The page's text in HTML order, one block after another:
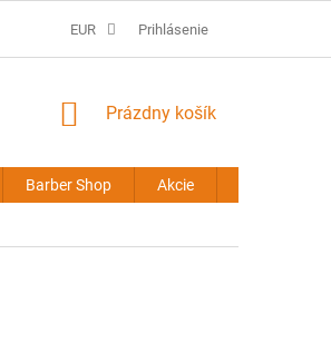
VLASOV - OBCHODNÉ PODMIENKY
EUR Prihlásenie
NÁKUPNÝ
Prázdny košík
Barber Shop Akcie